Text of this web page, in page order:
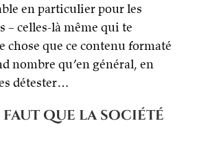
en particulier pour les
– celles-là même qui te
chose que ce contenu formaté
nombre qu’en général, en
détester…
faut que la société